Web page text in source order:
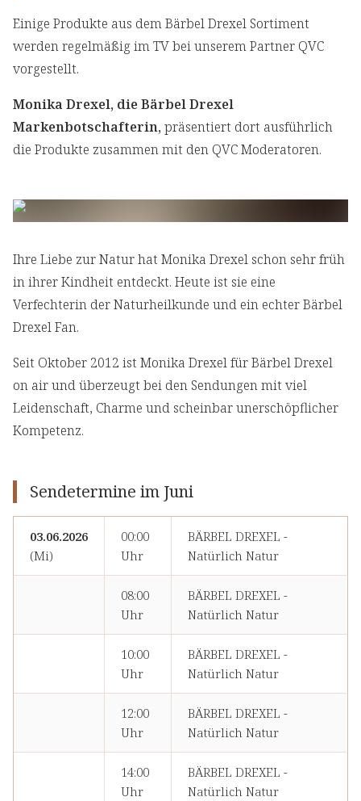
Einige Produkte aus dem Bärbel Drexel Sortiment
werden regelmäßig im TV bei unserem Partner QVC
vorgestellt.
Monika Drexel, die Bärbel Drexel
Markenbotschafterin, präsentiert dort ausführlich
die Produkte zusammen mit den QVC Moderatoren.
Ihre Liebe zur Natur hat Monika Drexel schon sehr früh
in ihrer Kindheit entdeckt. Heute ist sie eine
Verfechterin der Naturheilkunde und ein echter Bärbel
Drexel Fan.
Seit Oktober 2012 ist Monika Drexel für Bärbel Drexel
on air und überzeugt bei den Sendungen mit viel
Leidenschaft, Charme und scheinbar unerschöpflicher
Kompetenz.
Sendetermine im Juni
03.06.2026
(Mi)
00:00
Uhr
BÄRBEL DREXEL -
Natürlich Natur
08:00
Uhr
BÄRBEL DREXEL -
Natürlich Natur
10:00
Uhr
BÄRBEL DREXEL -
Natürlich Natur
12:00
Uhr
BÄRBEL DREXEL -
Natürlich Natur
14:00
Uhr
BÄRBEL DREXEL -
Natürlich Natur